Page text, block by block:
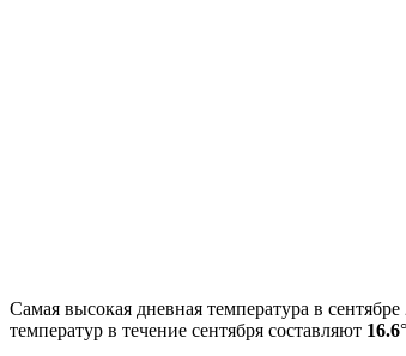
Самая высокая дневная температура в сентябре
температур в течение сентября составляют 16.6